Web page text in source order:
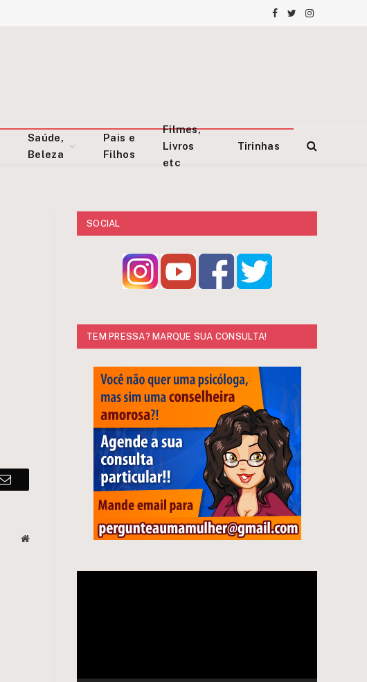
Facebook
TwitterInstagram
Saúde,
Beleza
Pais e
Filhos
Filmes,
Livros
etc
Tirinhas
Email
Website
SOCIAL
TEM PRESSA? MARQUE SUA CONSULTA!